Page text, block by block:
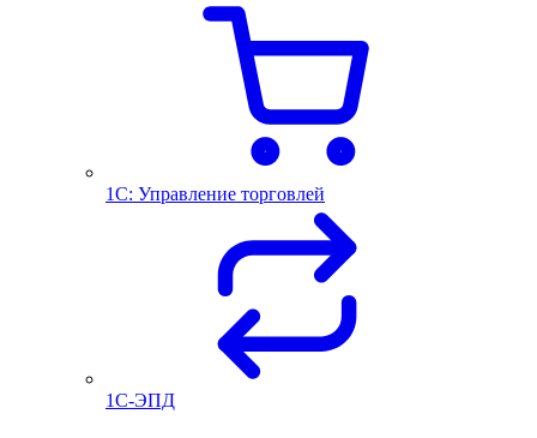
1С: Управление торговлей
1С-ЭПД